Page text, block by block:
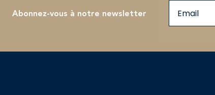
Abonnez-vous à notre newsletter